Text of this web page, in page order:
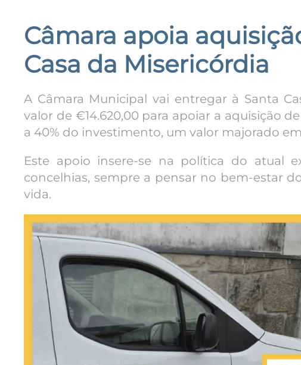
Câmara apoia
Casa da Misericórdia
A Câmara Municipal vai entregar à Santa
valor de €14.620,00 para apoiar a aquisição
a 40% do investimento, um valor majorado
Este apoio insere-se na política do atual
concelhias, sempre a pensar no bem-estar
vida.